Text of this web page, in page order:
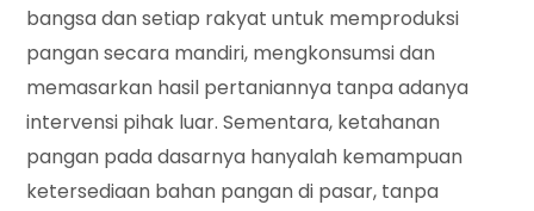
bangsa dan setiap rakyat untuk memproduksi
pangan secara mandiri, mengkonsumsi dan
memasarkan hasil pertaniannya tanpa adanya
intervensi pihak luar. Sementara, ketahanan
pangan pada dasarnya hanyalah kemampuan
ketersediaan bahan pangan di pasar, tanpa